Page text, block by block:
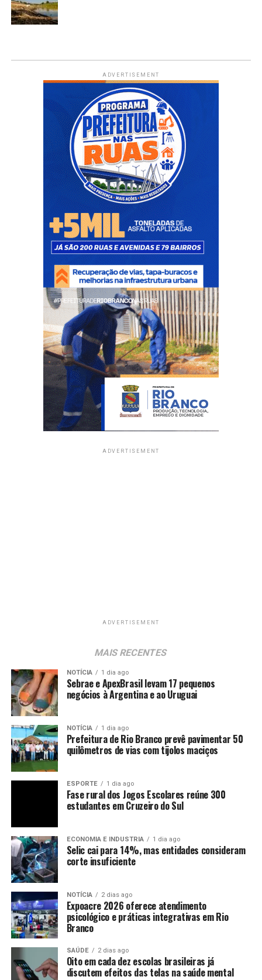
ADVERTISEMENT
ADVERTISEMENT
ADVERTISEMENT
MAIS RECENTES
NOTÍCIA 1 dia ago
Sebrae e ApexBrasil levam 17 pequenos
negócios à Argentina e ao Uruguai
NOTÍCIA 1 dia ago
Prefeitura de Rio Branco prevê pavimentar 50
quilômetros de vias com tijolos maciços
ESPORTE 1 dia ago
Fase rural dos Jogos Escolares reúne 300
estudantes em Cruzeiro do Sul
ECONOMIA E INDUSTRIA 1 dia ago
Selic cai para 14%, mas entidades consideram
corte insuficiente
NOTÍCIA 2 dias ago
Expoacre 2026 oferece atendimento
psicológico e práticas integrativas em Rio
Branco
SAÚDE 2 dias ago
Oito em cada dez escolas brasileiras já
discutem efeitos das telas na saúde mental